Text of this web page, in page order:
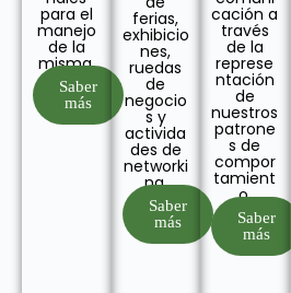
para el
manejo
de la
misma.
Saber
más
ferias,
exhibicio
nes,
ruedas
de
negocio
s y
activida
des de
networki
ng.
Saber
más
cación a
través
de la
represe
ntación
de
nuestros
patrone
s de
compor
tamient
o.
Saber
más